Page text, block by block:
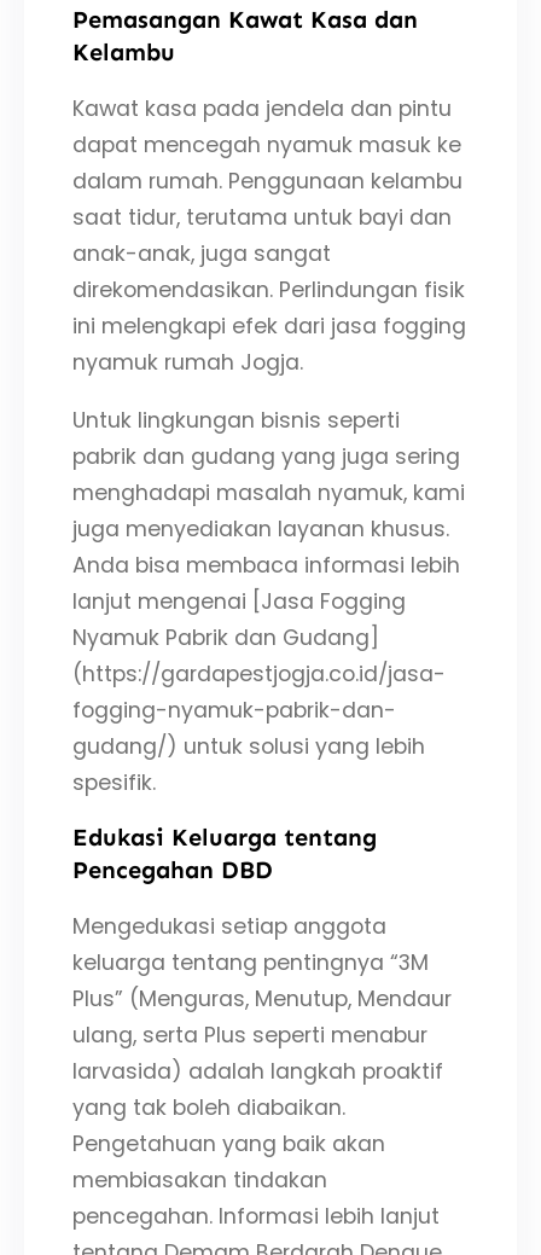
Pemasangan Kawat Kasa dan
Kelambu
Kawat kasa pada jendela dan pintu
dapat mencegah nyamuk masuk ke
dalam rumah. Penggunaan kelambu
saat tidur, terutama untuk bayi dan
anak-anak, juga sangat
direkomendasikan. Perlindungan fisik
ini melengkapi efek dari jasa fogging
nyamuk rumah Jogja.
Untuk lingkungan bisnis seperti
pabrik dan gudang yang juga sering
menghadapi masalah nyamuk, kami
juga menyediakan layanan khusus.
Anda bisa membaca informasi lebih
lanjut mengenai [Jasa Fogging
Nyamuk Pabrik dan Gudang]
(https://gardapestjogja.co.id/jasa-
fogging-nyamuk-pabrik-dan-
gudang/) untuk solusi yang lebih
spesifik.
Edukasi Keluarga tentang
Pencegahan DBD
Mengedukasi setiap anggota
keluarga tentang pentingnya “3M
Plus” (Menguras, Menutup, Mendaur
ulang, serta Plus seperti menabur
larvasida) adalah langkah proaktif
yang tak boleh diabaikan.
Pengetahuan yang baik akan
membiasakan tindakan
pencegahan. Informasi lebih lanjut